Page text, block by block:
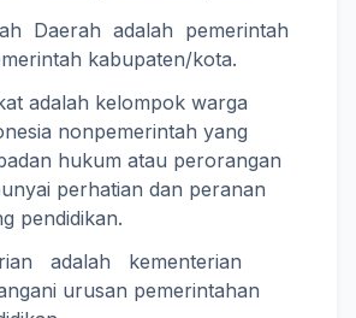
Daerah adalah pemerintah
kabupaten/kota.
adalah kelompok warga
nonpemerintah yang
hukum atau perorangan
perhatian dan peranan
pendidikan.
adalah kementerian
urusan pemerintahan